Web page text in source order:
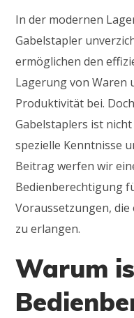
In der modernen
Gabelstapler
ermöglichen den
Lagerung von Waren
Produktivität bei.
Gabelstaplers ist
spezielle Kenntnisse
Beitrag werfen wir
Bedienberechtigung
Voraussetzungen,
zu erlangen.
Warum